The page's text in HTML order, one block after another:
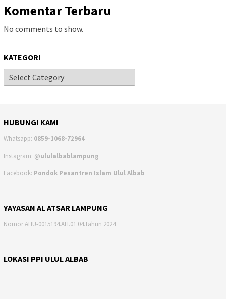
Komentar Terbaru
No comments to show.
KATEGORI
HUBUNGI KAMI
Whatsapp: 0859-1068-72964
Instagram: @ululalbablampung
Facebook: Pondok Pesantren Islam Ulul Albab
YAYASAN AL ATSAR LAMPUNG
Nomor AHU-0015194.AH.01.04.Tahun 2024
LOKASI PPI ULUL ALBAB